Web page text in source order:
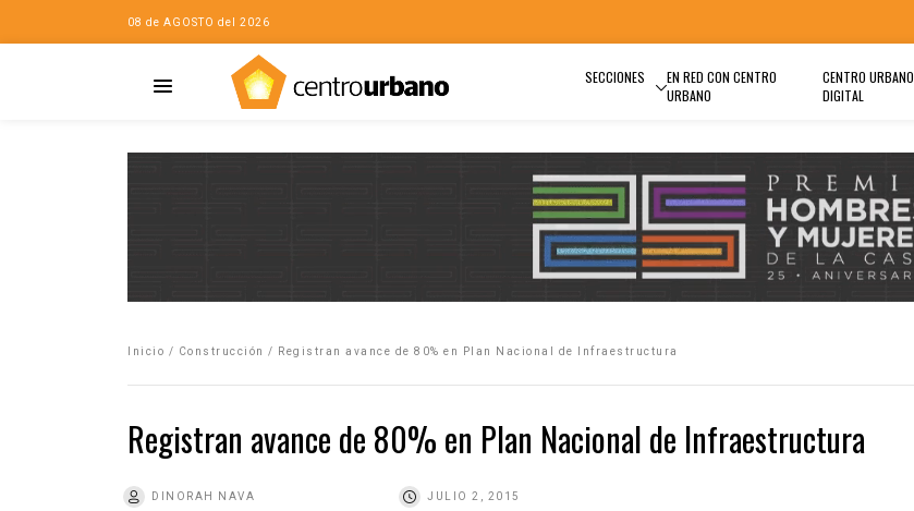
08 de AGOSTO del 2026
SECCIONES
EN RED CON CENTRO
URBANO
CENTRO URBANO
DIGITAL
Inicio / Construcción / Registran avance de 80% en Plan Nacional de Infraestructura
Registran avance de 80% en Plan Nacional de Infraestructura
DINORAH NAVA JULIO 2, 2015